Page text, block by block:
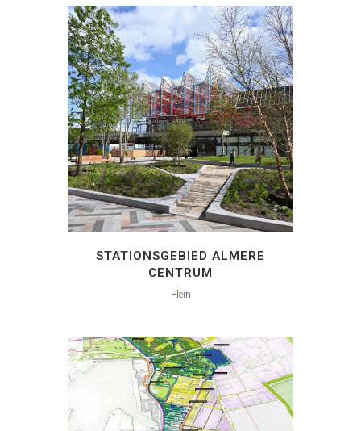
STATIONSGEBIED ALMERE
CENTRUM
Plein